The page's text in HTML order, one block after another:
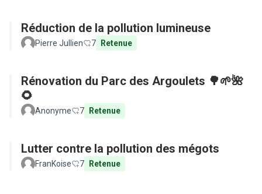
Réduction de la pollution lumineuse
Pierre Jullien 7 Retenue
Rénovation du Parc des Argoulets 🌳🌱🌺
🌻
Anonyme 7 Retenue
Lutter contre la pollution des mégots
FranKoise 7 Retenue